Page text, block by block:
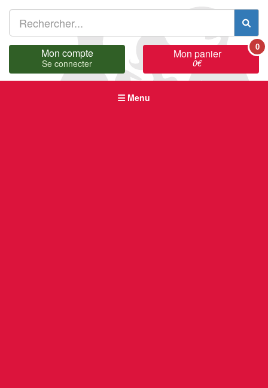
Mon compte
Se connecter
Mon panier
0€
0
Menu